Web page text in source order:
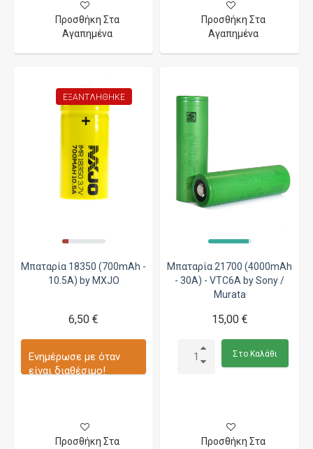
Προσθήκη Στα
Αγαπημένα
Προσθήκη Στα
Αγαπημένα
ΕΞΑΝΤΛΉΘΗΚΕ
Μπαταρία 18350 (700mAh -
10.5A) by MXJO
6,50 €
Ενημέρωσε με όταν
είναι διαθέσιμο!
Προσθήκη Στα
Μπαταρία 21700 (4000mAh
- 30A) - VTC6A by Sony /
Murata
15,00 €
Στο Καλάθι
Προσθήκη Στα